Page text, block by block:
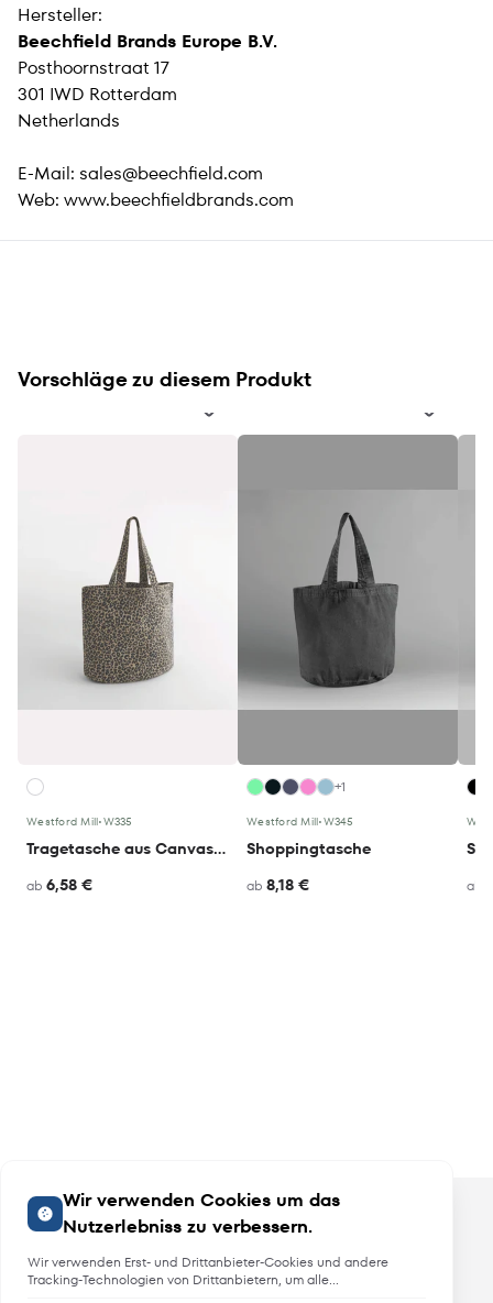
Hersteller:
Beechfield Brands Europe B.V.
Posthoornstraat 17
301 IWD Rotterdam
Netherlands
E-Mail: sales@beechfield.com
Web: www.beechfieldbrands.com
Vorschläge zu diesem Produkt
Westford Mill•W335
Tragetasche aus Canvas mit Leopardenmuster
ab 6,58 €
+1
Westford Mill•W345
Shoppingtasche
ab 8,18 € ab
Wir verwenden Cookies um das
Nutzerlebniss zu verbessern.
Wir verwenden Erst- und Drittanbieter-Cookies und andere
Tracking-Technologien von Drittanbietern, um alle